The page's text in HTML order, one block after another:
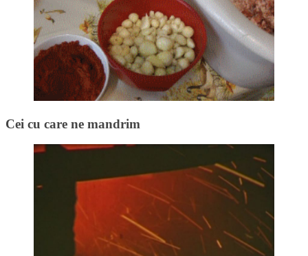
Cei cu care ne mandrim